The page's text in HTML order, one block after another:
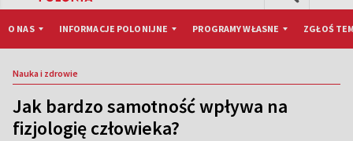
O NAS INFORMACJE POLONIJNE PROGRAMY WŁASNE ZGŁOŚ
Nauka i zdrowie
Jak bardzo samotność wpływa na
fizjologię człowieka?